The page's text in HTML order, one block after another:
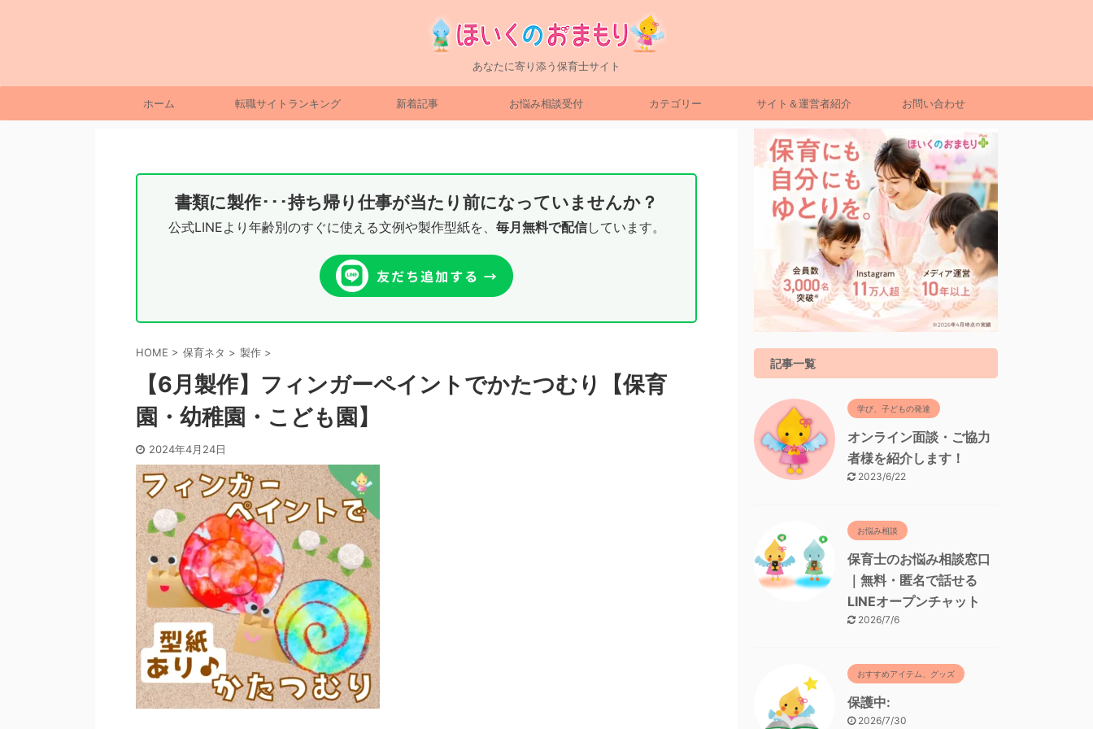
あなたに寄り添う保育士サイト
ホーム 転職サイトランキング 新着記事 お悩み相談受付 カテゴリー サイト＆運営者紹介 お問い合わせ
書類に製作･･･持ち帰り仕事が当たり前になっていませんか？
公式LINEより年齢別のすぐに使える文例や製作型紙を、 毎月無料で配信しています。
HOME > 保育ネタ > 製作 >
【6月製作】フィンガーペイントでかたつむり【保育
園・幼稚園・こども園】
2024年4月24日
記事一覧
学び、子どもの発達
オンライン面談・ご協力
者様を紹介します！
2023/6/22
お悩み相談
保育士のお悩み相談窓口
｜無料・匿名で話せる
LINEオープンチャット
2026/7/6
おすすめアイテム、グッズ
保護中:
2026/7/30